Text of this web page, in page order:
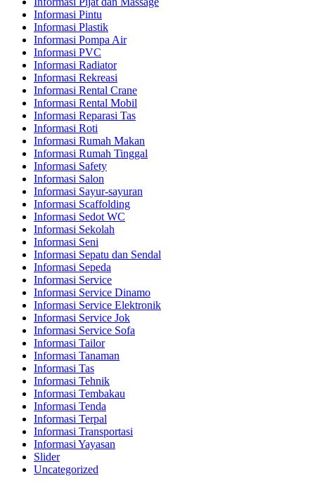
Informasi Pintu
Informasi Plastik
Informasi Pompa Air
Informasi PVC
Informasi Radiator
Informasi Rekreasi
Informasi Rental Crane
Informasi Rental Mobil
Informasi Reparasi Tas
Informasi Roti
Informasi Rumah Makan
Informasi Rumah Tinggal
Informasi Safety
Informasi Salon
Informasi Sayur-sayuran
Informasi Scaffolding
Informasi Sedot WC
Informasi Sekolah
Informasi Seni
Informasi Sepatu dan Sendal
Informasi Sepeda
Informasi Service
Informasi Service Dinamo
Informasi Service Elektronik
Informasi Service Jok
Informasi Service Sofa
Informasi Tailor
Informasi Tanaman
Informasi Tas
Informasi Tehnik
Informasi Tembakau
Informasi Tenda
Informasi Terpal
Informasi Transportasi
Informasi Yayasan
Slider
Uncategorized